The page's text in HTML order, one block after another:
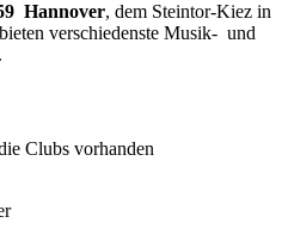
Hannover, dem Steintor-Kiez in
verschiedenste Musik- und
Clubs vorhanden